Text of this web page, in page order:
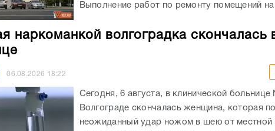
Выполнение работ по ремонту помещений
наркоманкой волгоградка скончалась
06.08.2026 18:22
Сегодня, 6 августа, в клинической
Волгограде скончалась женщина, которая
неожиданный удар ножом в шею от местной